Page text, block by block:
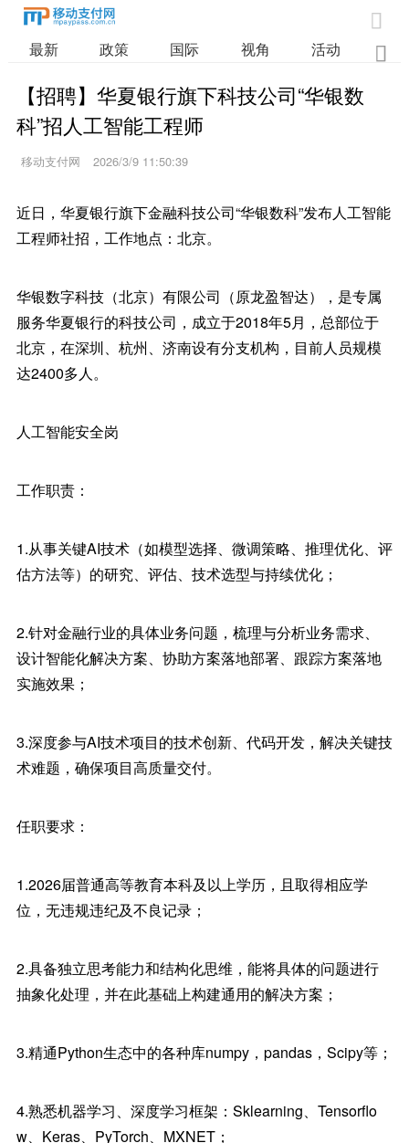

最新 政策 国际 视角 活动 业

【招聘】华夏银行旗下科技公司“华银数
科”招人工智能工程师
移动支付网 2026/3/9 11:50:39
近日，华夏银行旗下金融科技公司“华银数科”发布人工智能
工程师社招，工作地点：北京。
华银数字科技（北京）有限公司（原龙盈智达），是专属
服务华夏银行的科技公司，成立于2018年5月，总部位于
北京，在深圳、杭州、济南设有分支机构，目前人员规模
达2400多人。
人工智能安全岗
工作职责：
1.从事关键AI技术（如模型选择、微调策略、推理优化、评
估方法等）的研究、评估、技术选型与持续优化；
2.针对金融行业的具体业务问题，梳理与分析业务需求、
设计智能化解决方案、协助方案落地部署、跟踪方案落地
实施效果；
3.深度参与AI技术项目的技术创新、代码开发，解决关键技
术难题，确保项目高质量交付。
任职要求：
1.2026届普通高等教育本科及以上学历，且取得相应学
位，无违规违纪及不良记录；
2.具备独立思考能力和结构化思维，能将具体的问题进行
抽象化处理，并在此基础上构建通用的解决方案；
3.精通Python生态中的各种库numpy，pandas，Scipy等；
4.熟悉机器学习、深度学习框架：Sklearning、Tensorflo
w、Keras、PyTorch、MXNET；